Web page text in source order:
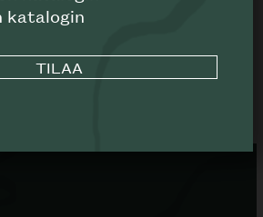
B&B ITALIA
katalogin